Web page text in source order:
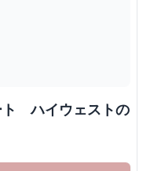
ト ハイウェストの